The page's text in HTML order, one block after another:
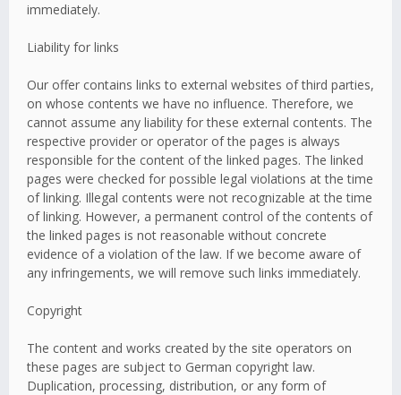
immediately.
Liability for links
Our offer contains links to external websites of third parties,
on whose contents we have no influence. Therefore, we
cannot assume any liability for these external contents. The
respective provider or operator of the pages is always
responsible for the content of the linked pages. The linked
pages were checked for possible legal violations at the time
of linking. Illegal contents were not recognizable at the time
of linking. However, a permanent control of the contents of
the linked pages is not reasonable without concrete
evidence of a violation of the law. If we become aware of
any infringements, we will remove such links immediately.
Copyright
The content and works created by the site operators on
these pages are subject to German copyright law.
Duplication, processing, distribution, or any form of